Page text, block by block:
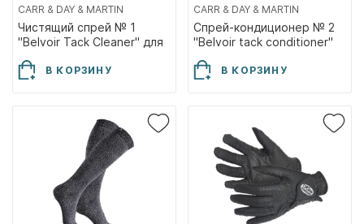
CARR & DAY & MARTIN
Чистящий спрей № 1
"Belvoir Tack Cleaner" для
В КОРЗИНУ
CARR & DAY & MARTIN
Спрей-кондиционер № 2
"Belvoir tack conditioner"
глицерином, 500мл
В КОРЗИНУ